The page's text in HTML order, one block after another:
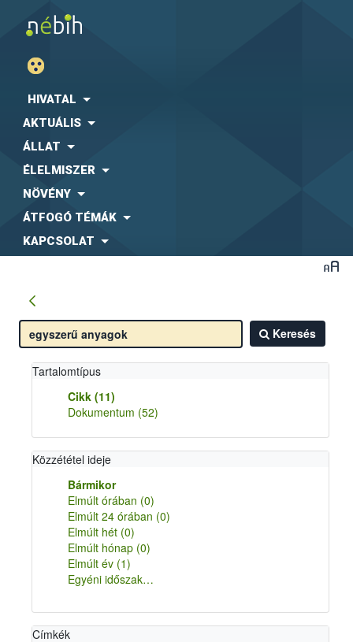
HIVATAL
AKTUÁLIS
ÁLLAT
ÉLELMISZER
NÖVÉNY
ÁTFOGÓ TÉMÁK
KAPCSOLAT
Keresés
Tartalomtípus
Cikk (11)
Dokumentum (52)
Közzététel ideje
Bármikor
Elmúlt órában (0)
Elmúlt 24 órában (0)
Elmúlt hét (0)
Elmúlt hónap (0)
Elmúlt év (1)
Egyéni időszak…
Címkék